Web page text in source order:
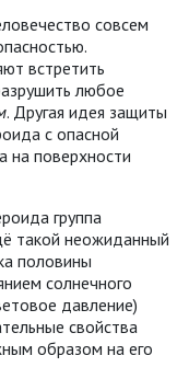
совсем
встретить
любое
. Другая идея защиты
с опасной
на поверхности
группа
такой неожиданный
половины
солнечного
давление)
свойства
образом на его